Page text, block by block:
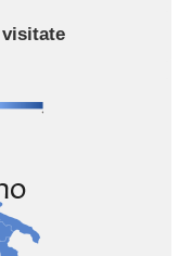
visitate